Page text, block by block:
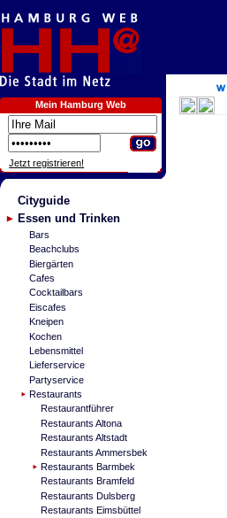
Mein Hamburg Web
Jetzt registrieren!
Cityguide
Essen und Trinken
Bars
Beachclubs
Biergärten
Cafes
Cocktailbars
Eiscafes
Kneipen
Kochen
Lebensmittel
Lieferservice
Partyservice
Restaurants
Restaurantführer
Restaurants Altona
Restaurants Altstadt
Restaurants Ammersbek
Restaurants Barmbek
Restaurants Bramfeld
Restaurants Dulsberg
Restaurants Eimsbüttel